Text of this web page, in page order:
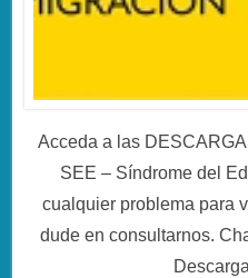
Acceda a las
SEE – Síndrome del
cualquier problema para
dude en consultarnos.